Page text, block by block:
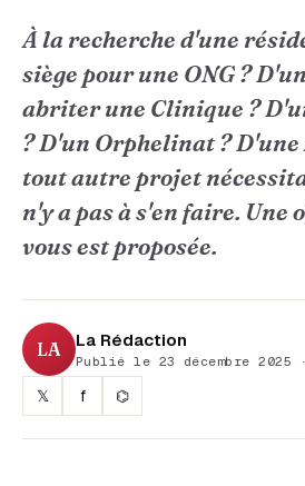
À la recherche d'une
siège pour une ONG ?
abriter une Clinique ?
? D'un Orphelinat ? D'une
tout autre projet
n'y a pas à s'en faire. Une
vous est proposée.
LA La Rédaction
Publié le 23 décembre
𝕏 f ⌬